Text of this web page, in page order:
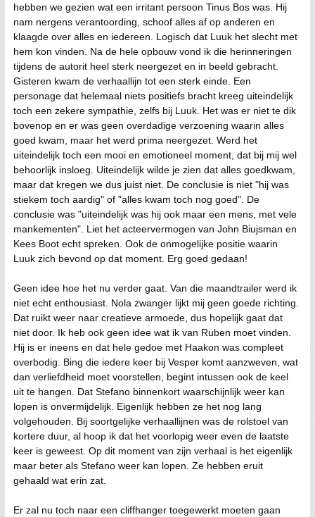
hebben we gezien wat een irritant persoon Tinus Bos was. Hij
nam nergens verantoording, schoof alles af op anderen en
klaagde over alles en iedereen. Logisch dat Luuk het slecht met
hem kon vinden. Na de hele opbouw vond ik die herinneringen
tijdens de autorit heel sterk neergezet en in beeld gebracht.
Gisteren kwam de verhaallijn tot een sterk einde. Een
personage dat helemaal niets positiefs bracht kreeg uiteindelijk
toch een zekere sympathie, zelfs bij Luuk. Het was er niet te dik
bovenop en er was geen overdadige verzoening waarin alles
goed kwam, maar het werd prima neergezet. Werd het
uiteindelijk toch een mooi en emotioneel moment, dat bij mij wel
behoorlijk insloeg. Uiteindelijk wilde je zien dat alles goedkwam,
maar dat kregen we dus juist niet. De conclusie is niet "hij was
stiekem toch aardig" of "alles kwam toch nog goed". De
conclusie was "uiteindelijk was hij ook maar een mens, met vele
mankementen". Liet het acteervermogen van John Biujsman en
Kees Boot echt spreken. Ook de onmogelijke positie waarin
Luuk zich bevond op dat moment. Erg goed gedaan!
Geen idee hoe het nu verder gaat. Van die maandtrailer werd ik
niet echt enthousiast. Nola zwanger lijkt mij geen goede richting.
Dat ruikt weer naar creatieve armoede, dus hopelijk gaat dat
niet door. Ik heb ook geen idee wat ik van Ruben moet vinden.
Hij is er ineens en dat hele gedoe met Haakon was compleet
overbodig. Bing die iedere keer bij Vesper komt aanzweven, wat
dan verliefdheid moet voorstellen, begint intussen ook de keel
uit te hangen. Dat Stefano binnenkort waarschijnlijk weer kan
lopen is onvermijdelijk. Eigenlijk hebben ze het nog lang
volgehouden. Bij soortgelijke verhaallijnen was de rolstoel van
kortere duur, al hoop ik dat het voorlopig weer even de laatste
keer is geweest. Op dit moment van zijn verhaal is het eigenlijk
maar beter als Stefano weer kan lopen. Ze hebben eruit
gehaald wat erin zat.
Er zal nu toch naar een cliffhanger toegewerkt moeten gaan